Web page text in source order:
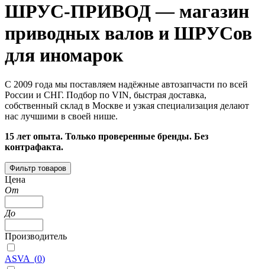
ШРУС-ПРИВОД — магазин
приводных валов и ШРУСов
для иномарок
С 2009 года мы поставляем надёжные автозапчасти по всей
России и СНГ. Подбор по VIN, быстрая доставка,
собственный склад в Москве и узкая специализация делают
нас лучшими в своей нише.
15 лет опыта. Только проверенные бренды. Без
контрафакта.
Фильтр товаров
Цена
От
До
Производитель
ASVA (0)